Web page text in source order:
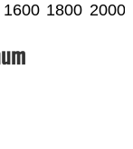
1600 1800 2000